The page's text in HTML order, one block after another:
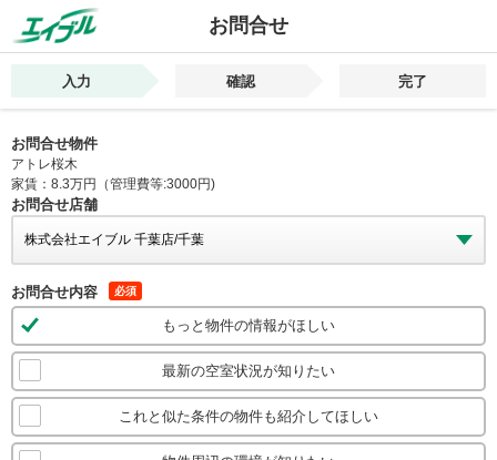
お問合せ
入力 確認 完了
お問合せ物件
アトレ桜木
家賃：8.3万円（管理費等:3000円)
お問合せ店舗
お問合せ内容 必須
もっと物件の情報がほしい
最新の空室状況が知りたい
これと似た条件の物件も紹介してほしい